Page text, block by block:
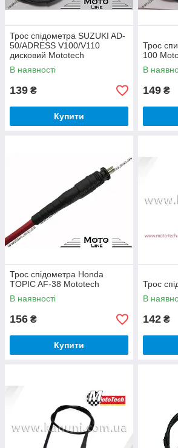
Трос спідометра SUZUKI AD-
50/ADRESS V100/V110
дисковий Mototech
В наявності
139 ₴
Купити
Трос
100
В
149 ₴
Трос спідометра Honda
TOPIC AF-38 Mototech
В наявності
156 ₴
Купити
Трос
В
142 ₴